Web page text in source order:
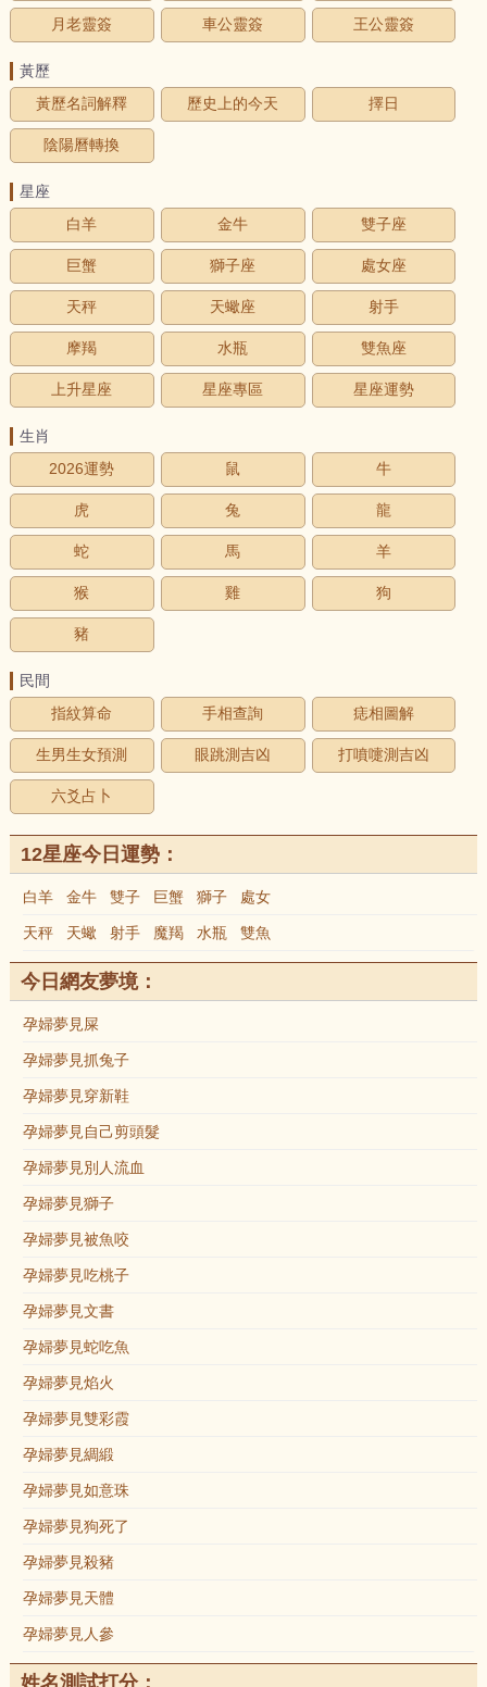
月老靈簽 車公靈簽 王公靈簽
黃歷
黃歷名詞解釋
歷史上的今天 擇日
陰陽曆轉換
星座
白羊
金牛 雙子座
巨蟹 獅子座 處女座
天秤 天蠍座 射手
摩羯 水瓶 雙魚座
上升星座 星座專區 星座運勢
生肖
2026運勢
鼠 牛
虎 兔 龍
蛇 馬 羊
猴 雞 狗
豬
民間
指紋算命
手相查詢 痣相圖解
生男生女預測 眼跳測吉凶 打噴嚏測吉凶
六爻占卜
12星座今日運勢：
白羊 金牛 雙子 巨蟹 獅子 處女
天秤 天蠍 射手 魔羯 水瓶 雙魚
今日網友夢境：
孕婦夢見屎
孕婦夢見抓兔子
孕婦夢見穿新鞋
孕婦夢見自己剪頭髮
孕婦夢見別人流血
孕婦夢見獅子
孕婦夢見被魚咬
孕婦夢見吃桃子
孕婦夢見文書
孕婦夢見蛇吃魚
孕婦夢見焰火
孕婦夢見雙彩霞
孕婦夢見綢緞
孕婦夢見如意珠
孕婦夢見狗死了
孕婦夢見殺豬
孕婦夢見天體
孕婦夢見人參
姓名測試打分：